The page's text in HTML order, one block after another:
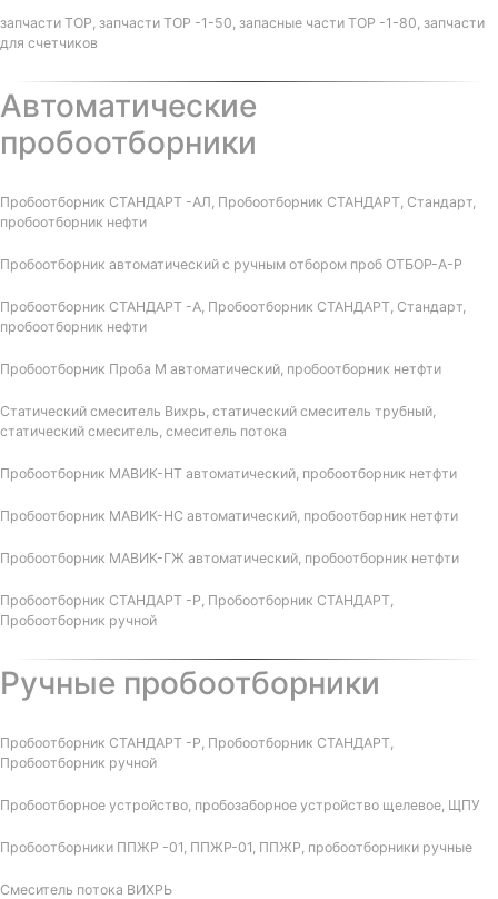
запчасти ТОР, запчасти ТОР -1-50, запасные части ТОР -1-80, запчасти
для счетчиков
Автоматические
пробоотборники
Пробоотборник СТАНДАРТ -АЛ, Пробоотборник СТАНДАРТ, Стандарт,
пробоотборник нефти
Пробоотборник автоматический с ручным отбором проб ОТБОР-А-Р
Пробоотборник СТАНДАРТ -А, Пробоотборник СТАНДАРТ, Стандарт,
пробоотборник нефти
Пробоотборник Проба М автоматический, пробоотборник нетфти
Статический смеситель Вихрь, статический смеситель трубный,
статический смеситель, смеситель потока
Пробоотборник МАВИК-НТ автоматический, пробоотборник нетфти
Пробоотборник МАВИК-НС автоматический, пробоотборник нетфти
Пробоотборник МАВИК-ГЖ автоматический, пробоотборник нетфти
Пробоотборник СТАНДАРТ -Р, Пробоотборник СТАНДАРТ,
Пробоотборник ручной
Ручные пробоотборники
Пробоотборник СТАНДАРТ -Р, Пробоотборник СТАНДАРТ,
Пробоотборник ручной
Пробоотборное устройство, пробозаборное устройство щелевое, ЩПУ
Пробоотборники ППЖР -01, ППЖР-01, ППЖР, пробоотборники ручные
Смеситель потока ВИХРЬ